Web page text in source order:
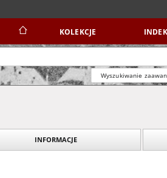
KOLEKCJE
Wyszukiwanie
INFORMACJE